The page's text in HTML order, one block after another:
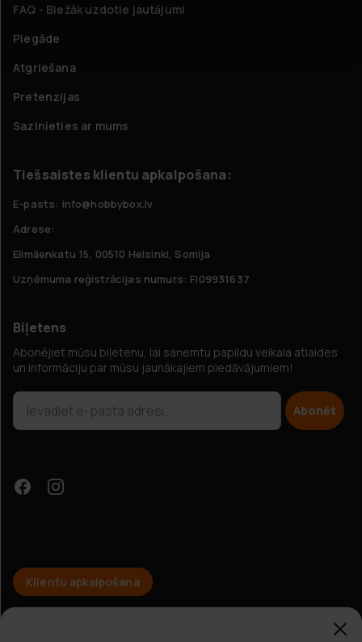
FAQ - Biežāk uzdotie jautājumi
Piegāde
Atgriešana
Pretenzijas
Sazinieties ar mums
Tiešsaistes klientu apkalpošana:
E-pasts: info@hobbybox.lv
Adrese:
Elimäenkatu 15, 00510 Helsinki, Somija
Uzņēmuma reģistrācijas numurs: FI09931637
Biļetens
Abonējiet mūsu biļetenu, lai saņemtu papildu veikala atlaides
un informāciju par mūsu jaunākajiem piedāvājumiem!
Abonēt
Klientu apkalpošana
Papildu atlaides?